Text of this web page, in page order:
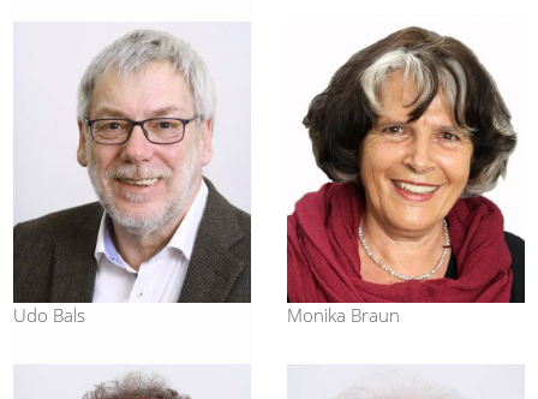
Udo Bals Monika Braun